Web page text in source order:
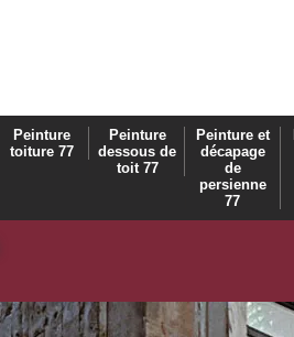
Peinture
toiture 77
Peinture
dessous de
toit 77
Peinture et
décapage
de
persienne
77